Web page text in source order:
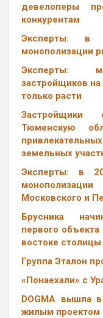
девелоперы
конкурентам
Эксперты: в
монополизации
Эксперты:
застройщиков
только расти
Застройщики
Тюменскую
земельных
Эксперты: в
Московского и
Брусника
первого
востоке столицы
Группа Эталон
«Понаехали» с
DOGMA вышла
жилым проектом